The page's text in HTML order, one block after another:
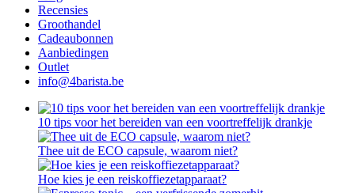
Recensies
Groothandel
Cadeaubonnen
Aanbiedingen
Outlet
info@4barista.be
10 tips voor het bereiden van een voortreffelijk drankje
Thee uit de ECO capsule, waarom niet?
Hoe kies je een reiskoffiezetapparaat?